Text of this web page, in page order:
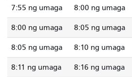
7:55 ng umaga 8:00 ng umaga
8:00 ng umaga 8:05 ng umaga
8:05 ng umaga 8:10 ng umaga
8:11 ng umaga 8:16 ng umaga